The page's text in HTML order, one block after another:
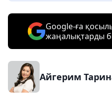
Google-ға
жаңалықтарды
Айгерим